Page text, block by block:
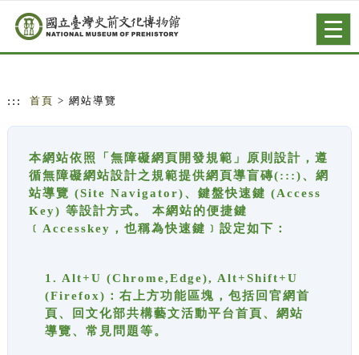
跳到主要內容
網站導覽
::: 首頁 > 網站導覽
本網站依照「無障礙網頁開發規範」原則設計，遵
循無障礙網站設計之規範提供網頁導盲磚(:::)、網
站導覽 (Site Navigator)、鍵盤快速鍵 (Access
Key) 等設計方式。 本網站的便捷鍵
﹝Accesskey，也稱為快速鍵﹞設定如下：
1. Alt+U (Chrome,Edge), Alt+Shift+U
(Firefox)：右上方功能區塊，包括回官網首
頁、回文化部共構藝文活動平台首頁、網站
導覽、常見問題等。